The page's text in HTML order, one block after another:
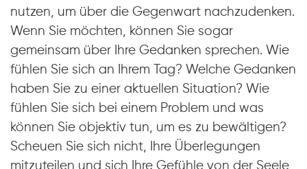
nutzen, um über die Gegenwart nachzudenken.
Wenn Sie möchten, können Sie sogar
gemeinsam über Ihre Gedanken sprechen. Wie
fühlen Sie sich an Ihrem Tag? Welche Gedanken
haben Sie zu einer aktuellen Situation? Wie
fühlen Sie sich bei einem Problem und was
können Sie objektiv tun, um es zu bewältigen?
Scheuen Sie sich nicht, Ihre Überlegungen
mitzuteilen und sich Ihre Gefühle von der Seele